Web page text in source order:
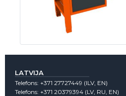
LATVIJA
Telefons: +371 27727449 (lLV, EN)
Telefons: +371 20379394 (LV, RU, EN)